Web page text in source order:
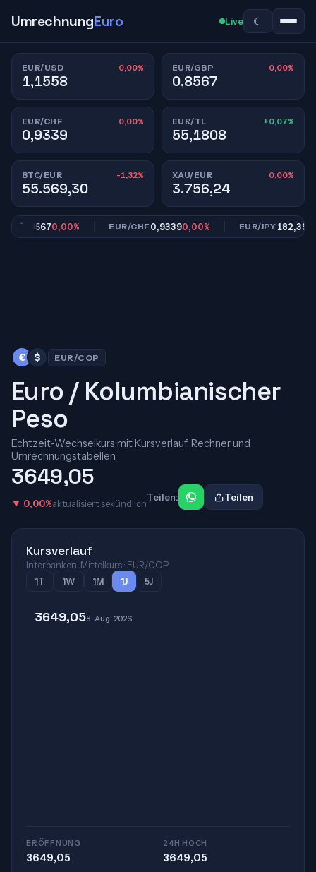
UmrechnungEuro Live ☾
EUR/USD 0,00%
1,1558
EUR/GBP 0,00%
0,8567
EUR/CHF 0,00%
0,9339
EUR/TL +0,07%
55,1808
BTC/EUR -1,32%
55.569,30
XAU/EUR 0,00%
3.756,24
0,85670,00% EUR/CHF0,93390,00% EUR/JPY182,39
€ $ EUR/COP
Euro / Kolumbianischer
Peso
Echtzeit-Wechselkurs mit Kursverlauf, Rechner und
Umrechnungstabellen.
3649,05
▼ 0,00%aktualisiert sekündlich
Teilen: Teilen
Kursverlauf
Interbanken-Mittelkurs · EUR/COP
1T
1W 1M 1J 5J
3649,058. Aug. 2026
ERÖFFNUNG
3649,05
24H HOCH
3649,05